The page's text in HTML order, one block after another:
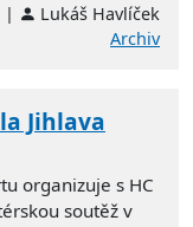
|
Lukáš Havlíček
Archiv
Jihlava
organizuje s HC
soutěž v